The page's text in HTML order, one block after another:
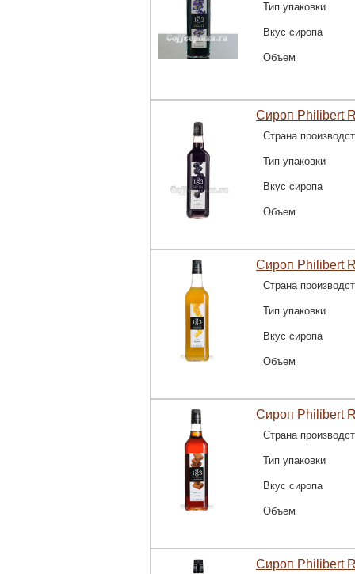
Тип упаковки
Вкус сиропа
Объем
Сироп Philibert
Страна
Тип упаковки
Вкус сиропа
Объем
Сироп Philibert
Страна
Тип упаковки
Вкус сиропа
Объем
Сироп Philibert
Страна
Тип упаковки
Вкус сиропа
Объем
Сироп Philibert